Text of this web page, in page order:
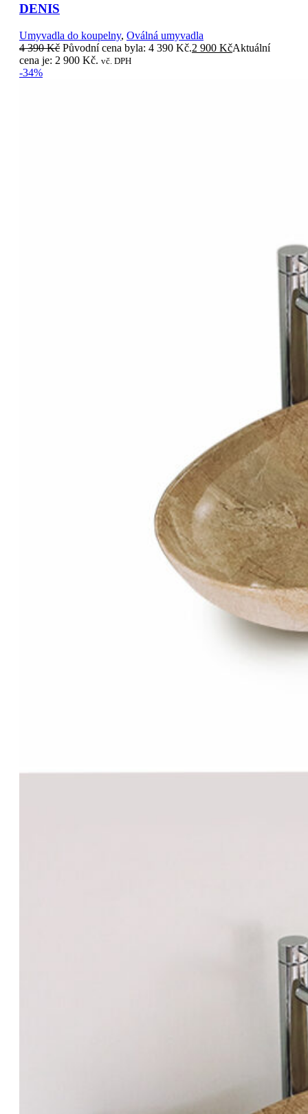
DENIS
Umyvadla do koupelny, Oválná umyvadla
4 390Kč Původní cena byla: 4 390 Kč.2 900 KčAktuální
cena je: 2 900 Kč. vč. DPH
-34%